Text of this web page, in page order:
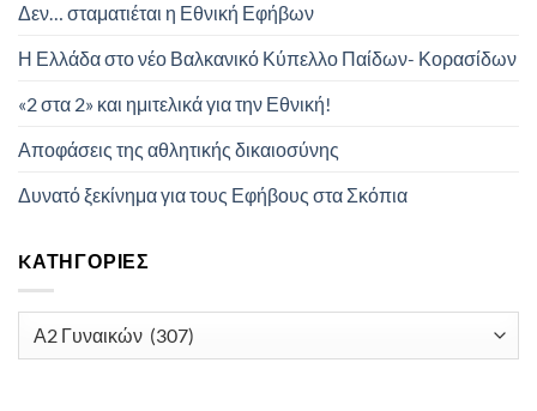
Δεν… σταματιέται η Εθνική Εφήβων
Η Ελλάδα στο νέο Βαλκανικό Κύπελλο Παίδων- Κορασίδων
«2 στα 2» και ημιτελικά για την Εθνική!
Αποφάσεις της αθλητικής δικαιοσύνης
Δυνατό ξεκίνημα για τους Εφήβους στα Σκόπια
KΑΤΗΓΟΡΊΕΣ
Kατηγορίες